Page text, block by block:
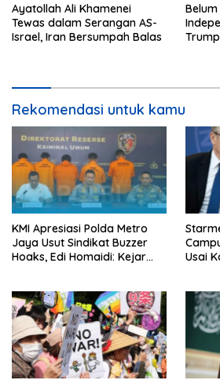
Ayatollah Ali Khamenei
Tewas dalam Serangan AS-
Israel, Iran Bersumpah Balas
Rekomendasi untuk kamu
KMI Apresiasi Polda Metro
Jaya Usut Sindikat Buzzer
Hoaks, Edi Homaidi: Kejar
Usai